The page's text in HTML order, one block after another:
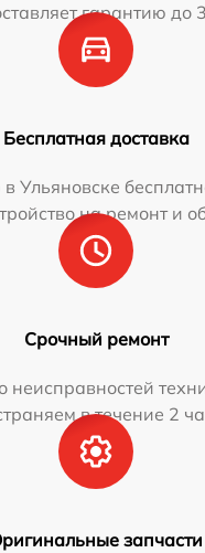
гарантию до
Бесплатная доставка
Ульяновске
на ремонт и
Срочный ремонт
неисправностей
в течение 2
запчасти